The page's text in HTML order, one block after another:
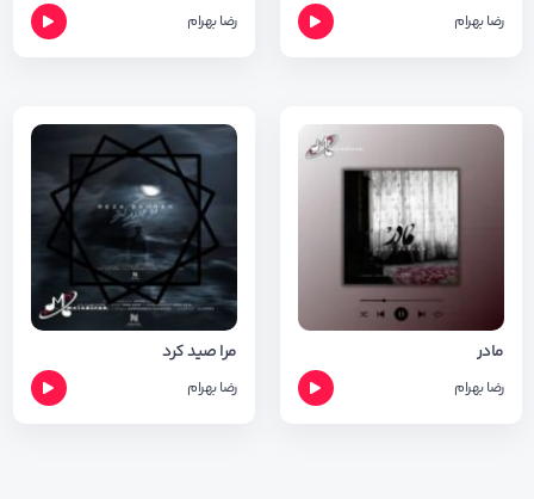
رضا بهرام رضا بهرام
مادر
رضا بهرام
مرا صید کرد
رضا بهرام